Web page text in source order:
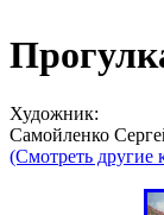
Художник:
Сaмoйленко
(Смотреть другие